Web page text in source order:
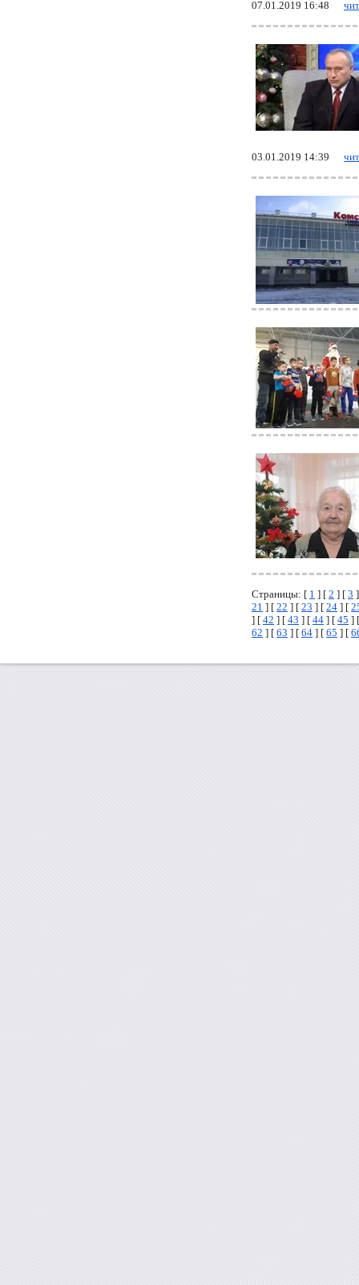
07.01.2019 16:48
03.01.2019 14:39
Страницы: [ 1 ] [ 2 ] [ 3
21 ] [ 22 ] [ 23 ] [ 24 ] [
] [ 42 ] [ 43 ] [ 44 ] [ 45 ]
62 ] [ 63 ] [ 64 ] [ 65 ] [